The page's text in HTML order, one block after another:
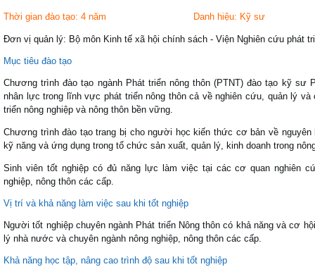
Thời gian đào tạo: 4 năm Danh hiệu: Kỹ sư
Đơn vị quản lý: Bộ môn Kinh tế xã hội chính sách - Viện Nghiên cứu phát
Mục tiêu đào tạo
Chương trình đào tạo ngành Phát triển nông thôn (PTNT) đào tạo kỹ sư
nhân lực trong lĩnh vực phát triển nông thôn cả về nghiên cứu, quản lý và
triển nông nghiệp và nông thôn bền vững.
Chương trình đào tạo trang bị cho người học kiến thức cơ bản về
kỹ năng và ứng dụng trong tổ chức sản xuất, quản lý, kinh doanh trong
Sinh viên tốt nghiệp có đủ năng lực làm việc tại các cơ quan nghiên
nghiệp, nông thôn các cấp.
Vị trí và khả năng làm việc sau khi tốt nghiệp
Người tốt nghiệp chuyên ngành Phát triển Nông thôn có khả năng và cơ
lý nhà nước và chuyên ngành nông nghiệp, nông thôn các cấp.
Khả năng học tập, nâng cao trình độ sau khi tốt nghiệp